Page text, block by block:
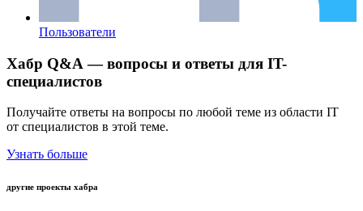
Пользователи
Хабр Q&A — вопросы и ответы для IT-
специалистов
Получайте ответы на вопросы по любой теме из области IT
от специалистов в этой теме.
Узнать больше
другие проекты хабра